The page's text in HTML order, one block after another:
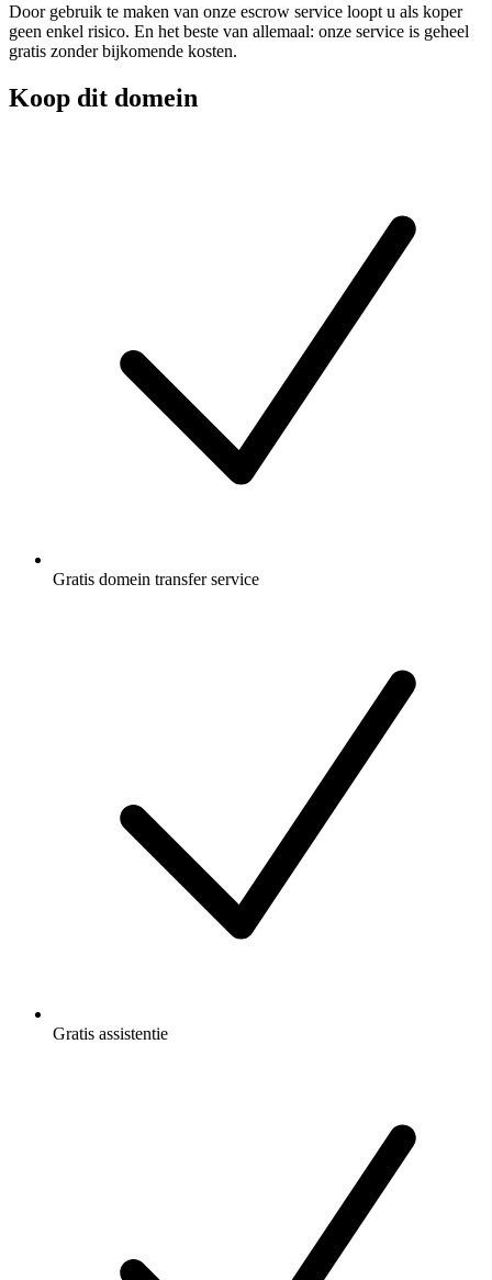
Door gebruik te maken van onze escrow service loopt u als koper
geen enkel risico. En het beste van allemaal: onze service is geheel
gratis zonder bijkomende kosten.
Koop dit domein
Gratis domein transfer service
Gratis assistentie